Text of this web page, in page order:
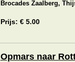
Brocades Zaalberg,
Prijs: € 5.00
Opmars naar